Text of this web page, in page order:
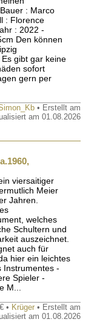
: Marco
: Florence
: 2022 -
Den können
gibt gar keine
sofort
gern per
• Erstellt am
am 01.08.2026
viersaitiger
Meier
Jahren.
welches
Schultern und
auszeichnet.
auch für
hier ein leichtes
Instrumentes -
Spieler -
M...
• Krüger • Erstellt am
am 01.08.2026